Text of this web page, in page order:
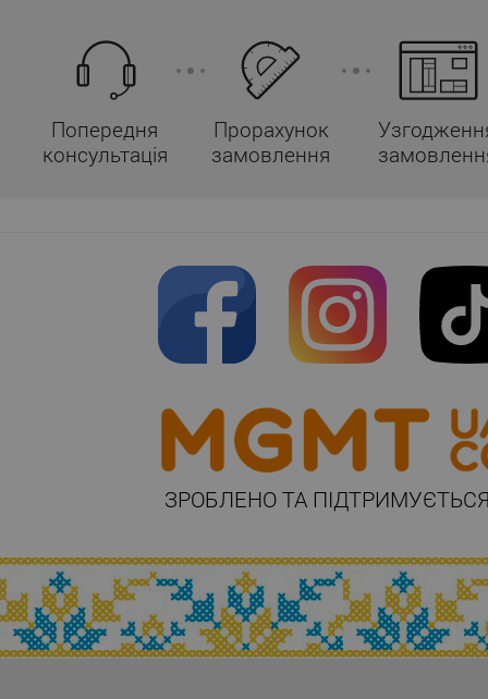
Попередня
консультація
Прорахунок
замовлення
ЗРОБЛЕНО ТА